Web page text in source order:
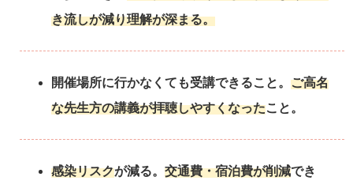
き流しが減り理解が深まる。
開催場所に行かなくても受講できること。 ご高名
な先生方の講義が拝聴しやすくなったこと。
感染リスクが減る。 交通費・宿泊費が削減でき